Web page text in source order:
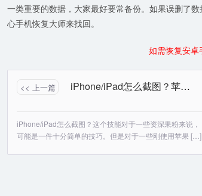
一类重要的数据，大家最好要常备份。如果误删了
心手机恢复大师来找回。
如需恢复安卓
<< 上一篇 iPhone/iPad怎么截图？苹果设备截图技巧分享
iPhone/iPad怎么截图？这个技能对于一些资深果粉来说，
可能是一件十分简单的技巧。但是对于一些刚使用苹果 […]